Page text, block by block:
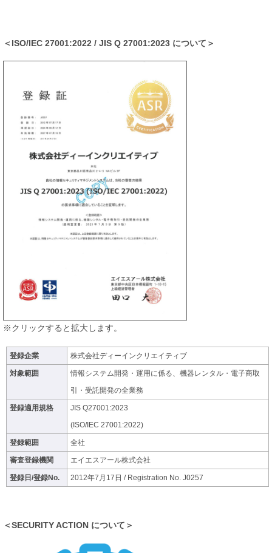
＜ISO/IEC 27001:2022 / JIS Q 27001:2023 について＞
※クリックすると拡大します。
登録企業 株式会社ディーインクリエイティブ
対象範囲
情報システム開発・運用に係る、機器レンタル・電子商取
引・受託開発の全業務
登録適用規格
JIS Q27001:2023
(ISO/IEC 27001:2022)
登録範囲 全社
審査登録機関 エイエスアール株式会社
登録日/登録No. 2012年7月17日 / Registration No. J0257
＜SECURITY ACTION について＞